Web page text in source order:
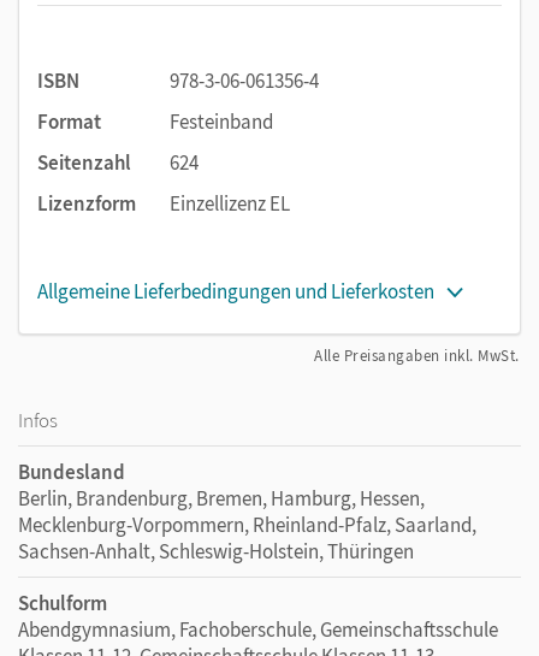
innen und Zusatzangeboten für schnellere Schüler/-innen.
ISBN
978-3-06-061356-4
Format
Festeinband
Seitenzahl
624
Lizenzform
Einzellizenz EL
Allgemeine Lieferbedingungen und Lieferkosten
Alle Preisangaben inkl. MwSt.
Infos
Bundesland
Berlin, Brandenburg, Bremen, Hamburg, Hessen,
Mecklenburg-Vorpommern, Rheinland-Pfalz, Saarland,
Sachsen-Anhalt, Schleswig-Holstein, Thüringen
Schulform
Abendgymnasium, Fachoberschule, Gemeinschaftsschule